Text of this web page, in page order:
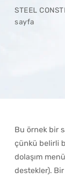
STEEL
sayfa
Bu örnek bir
çünkü belirli
dolaşım
destekler).